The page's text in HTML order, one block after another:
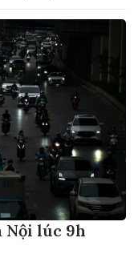
Nội lúc 9h